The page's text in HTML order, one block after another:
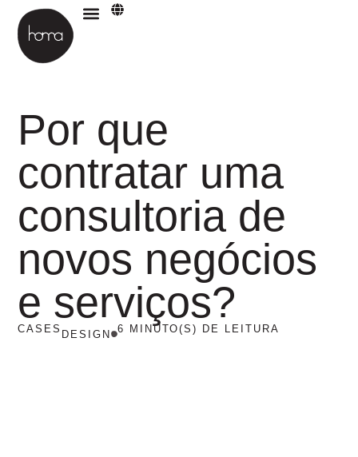
Por que
contratar uma
consultoria de
novos negócios
e serviços?
CASES DESIGN 6 MINUTO(S) DE LEITURA